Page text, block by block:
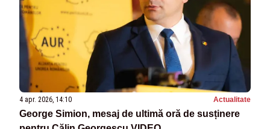
4 apr. 2026, 14:10 Actualitate
George Simion, mesaj de ultimă oră de susținere